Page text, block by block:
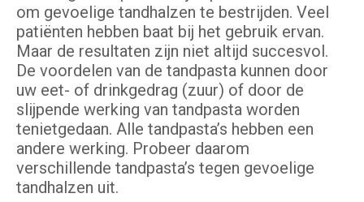
om gevoelige tandhalzen te bestrijden. Veel
patiënten hebben baat bij het gebruik ervan.
Maar de resultaten zijn niet altijd succesvol.
De voordelen van de tandpasta kunnen door
uw eet- of drinkgedrag (zuur) of door de
slijpende werking van tandpasta worden
tenietgedaan. Alle tandpasta’s hebben een
andere werking. Probeer daarom
verschillende tandpasta’s tegen gevoelige
tandhalzen uit.